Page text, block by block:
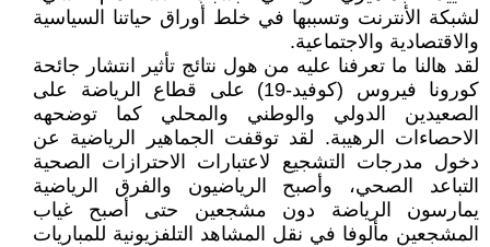
لشبكة الأنترنت وتسببها في خلط أوراق حياتنا السياسية
والاقتصادية والاجتماعية.
لقد هالنا ما تعرفنا عليه من هول نتائج تأثير انتشار جائحة
كورونا فيروس (كوفيد-19) على قطاع الرياضة على
الصعيدين الدولي والوطني والمحلي كما توضحهه
الاحصاءات الرهيبة. لقد توقفت الجماهير الرياضية عن
دخول مدرجات التشجيع لاعتبارات الاحترازات الصحية
التباعد الصحي، وأصبح الرياضيون والفرق الرياضية
يمارسون الرياضة دون مشجعين حتى أصبح غياب
المشجعين مألوفا في نقل المشاهد التلفزيونية للمباريات